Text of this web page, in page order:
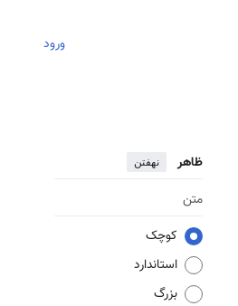
ورود
ظاهر نهفتن
متن
کوچک
استاندارد
بزرگ